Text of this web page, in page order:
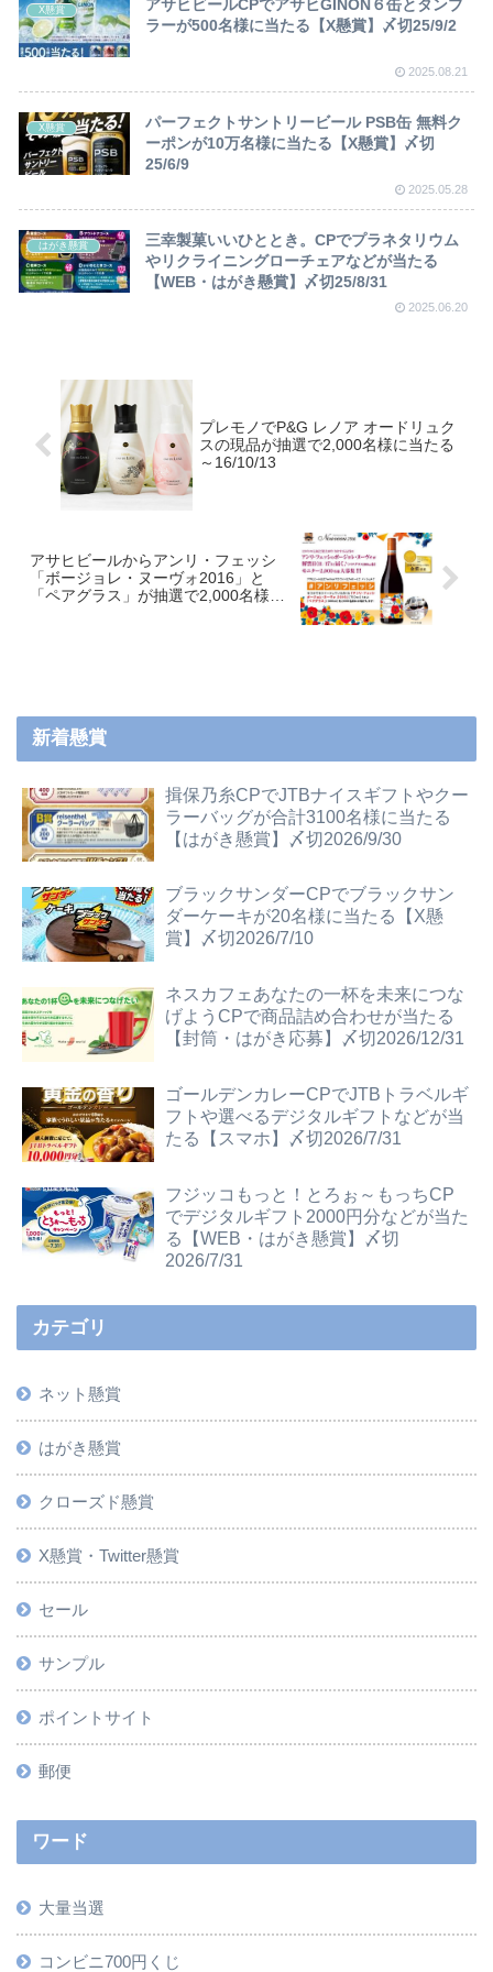
X懸賞
アサヒビールCPでアサヒGINON６缶とタンブ
ラーが500名様に当たる【X懸賞】〆切25/9/2
2025.08.21
X懸賞
パーフェクトサントリービール PSB缶 無料ク
ーポンが10万名様に当たる【X懸賞】〆切
25/6/9
2025.05.28
はがき懸賞
三幸製菓いいひととき。CPでプラネタリウム
やリクライニングローチェアなどが当たる
【WEB・はがき懸賞】〆切25/8/31
2025.06.20
プレモノでP&G レノア オードリュク
スの現品が抽選で2,000名様に当たる
～16/10/13
アサヒビールからアンリ・フェッシ
「ボージョレ・ヌーヴォ2016」と
「ペアグラス」が抽選で2,000名様に
新着懸賞
揖保乃糸CPでJTBナイスギフトやクー
ラーバッグが合計3100名様に当たる
【はがき懸賞】〆切2026/9/30
ブラックサンダーCPでブラックサン
ダーケーキが20名様に当たる【X懸
賞】〆切2026/7/10
ネスカフェあなたの一杯を未来につな
げようCPで商品詰め合わせが当たる
【封筒・はがき応募】〆切2026/12/31
ゴールデンカレーCPでJTBトラベルギ
フトや選べるデジタルギフトなどが当
たる【スマホ】〆切2026/7/31
フジッコもっと！とろぉ～もっちCP
でデジタルギフト2000円分などが当た
る【WEB・はがき懸賞】〆切
2026/7/31
カテゴリ
ネット懸賞
はがき懸賞
クローズド懸賞
X懸賞・Twitter懸賞
セール
サンプル
ポイントサイト
郵便
ワード
大量当選
コンビニ700円くじ